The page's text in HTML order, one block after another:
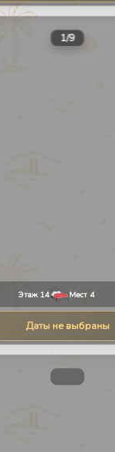
1/9
Этаж 14 Мест 4
Даты не выбраны